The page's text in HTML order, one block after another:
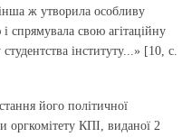
ж утворила особливу
спрямувала свою агітаційну
інституту...» [10, с.
його політичної
оргкомітету КПІ, виданої 2